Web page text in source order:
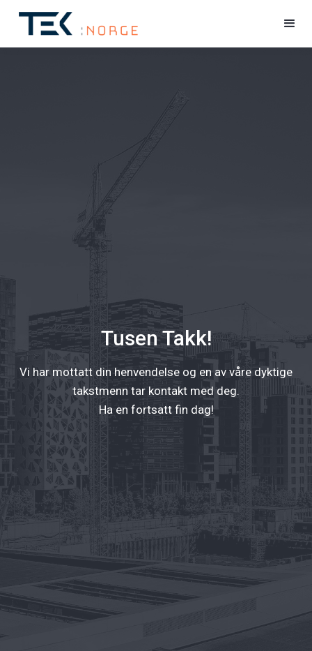
Tusen Takk!
Vi har mottatt din henvendelse og en av våre dyktige
takstmenn tar kontakt med deg.
Ha en fortsatt fin dag!